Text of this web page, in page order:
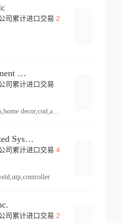
司累计进口交易 2
Knoebels Amusement Resort
司累计进口交易
vehicle,pl 2,arts,home decor,cod,amusement ride,sea
Duetto Intergrgrated Systems Inc.
司累计进口交易 4
司累计进口交易 2